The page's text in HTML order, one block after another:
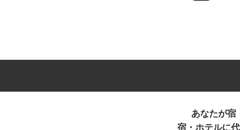
あなたが宿
宿・ホテルに